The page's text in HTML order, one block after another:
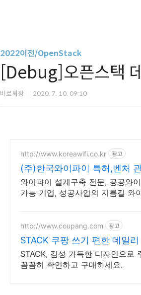
2022이전/OpenStack
[Debug]오픈스택
바로퇴장 2020. 7. 10. 09:10
http://www.koreawifi.co.kr 광고
(주)한국와이파이 특허,벤처
와이파이 설계구축 전문, 공공와
가능 기업, 성공사업의 지름길 와
http://www.coupang.com 광고
STACK 쿠팡 쓰기 편한 데일리
STACK, 감성 가득한 디자인으로
꼼꼼히 확인하고 구매하세요.